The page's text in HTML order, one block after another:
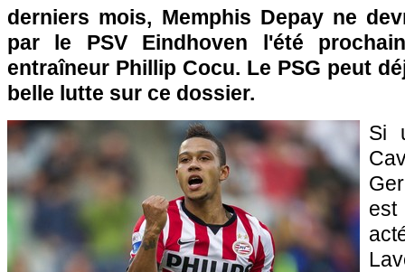
derniers mois, Memphis Depay ne
par le PSV Eindhoven l'été
entraîneur Phillip Cocu. Le PSG peut
belle lutte sur ce dossier.
Si